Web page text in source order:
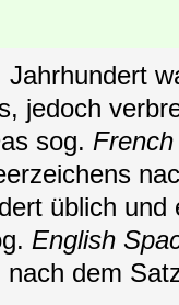
Jahrhundert
jedoch
sog.
üblich
English
nach dem